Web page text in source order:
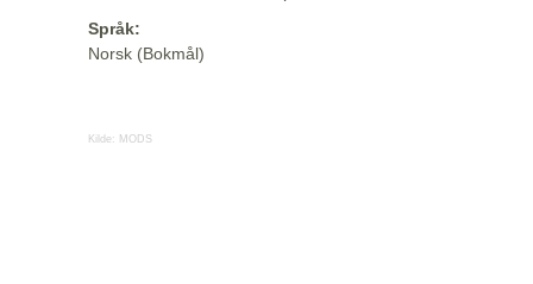
Språk:
Norsk (Bokmål)
Kilde: MODS